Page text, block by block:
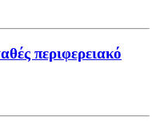
περιφερειακό